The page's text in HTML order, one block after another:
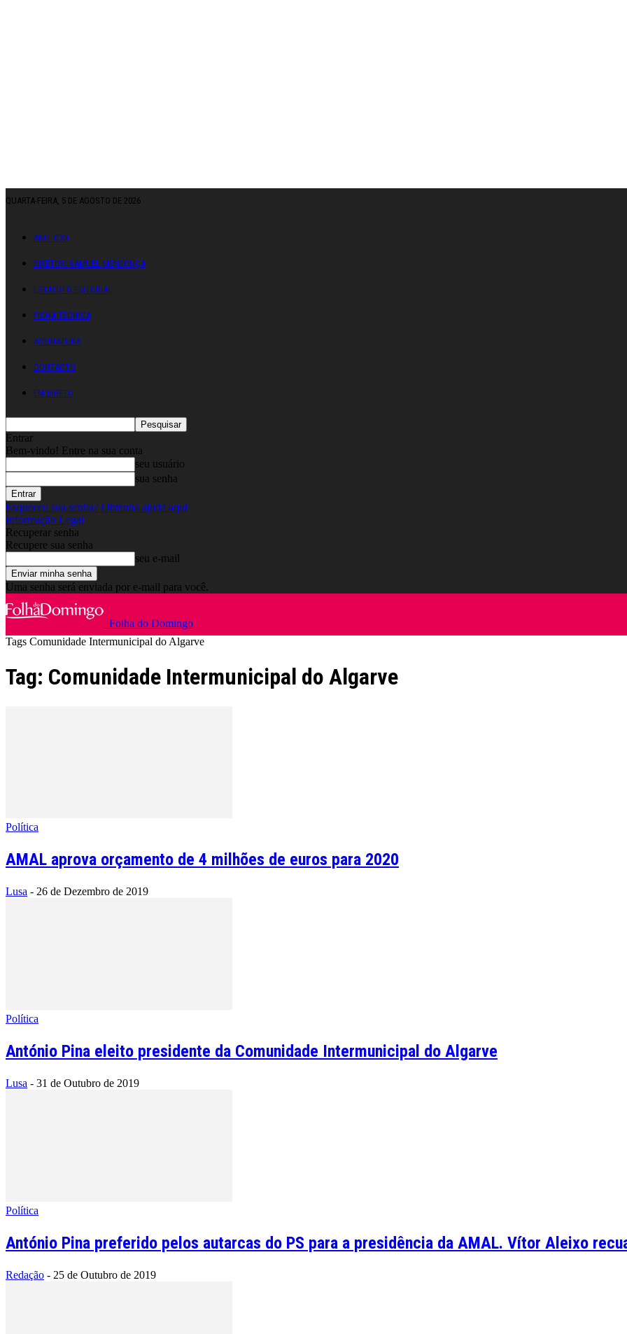
QUARTA-FEIRA, 5 DE AGOSTO DE 2026
ANO: CXII
DIRETOR: SAMUEL MENDONÇA
ESTATUTO EDITORIAL
FICHA TÉCNICA
ASSINATURA
CONTACTO
EM DIRETO
Entrar
Bem-vindo! Entre na sua conta
seu usuário
sua senha
Esqueceu sua senha? Obtenha ajuda aqui
Informação Legal
Recuperar senha
Recupere sua senha
seu e-mail
Uma senha será enviada por e-mail para você.
Folha do Domingo
Tags Comunidade Intermunicipal do Algarve
Tag: Comunidade Intermunicipal do Algarve
Política
AMAL aprova orçamento de 4 milhões de euros para 2020
Lusa - 26 de Dezembro de 2019
Política
António Pina eleito presidente da Comunidade Intermunicipal do Algarve
Lusa - 31 de Outubro de 2019
Política
António Pina preferido pelos autarcas do PS para a presidência da AMAL. Vítor Aleixo
Redação - 25 de Outubro de 2019